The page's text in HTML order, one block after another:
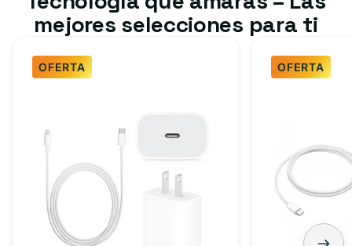
mejores selecciones para ti
OFERTA
para
iPhone,
iPad:
OFERTA
rápido
USB-